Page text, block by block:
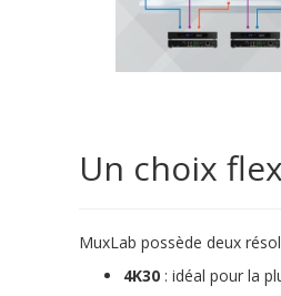
Un choix
MuxLab possède deux
4K30 : idéal pour la